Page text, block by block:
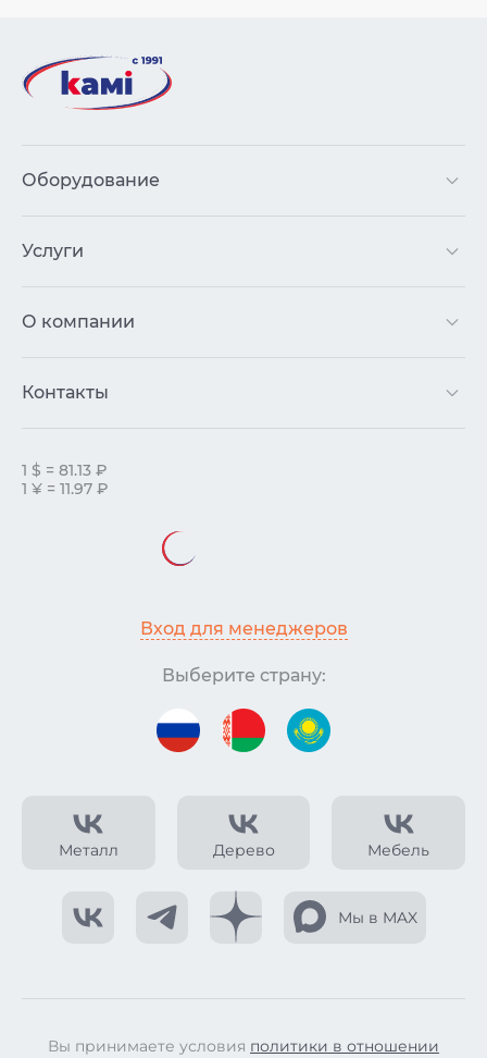
Металл Дерево Мебель
Мы в MAX
Оборудование
Услуги
О компании
Контакты
1 $ = 81.13 ₽
1 ¥ = 11.97 ₽
Вход для менеджеров
Выберите страну:
Вы принимаете условия политики в отношении